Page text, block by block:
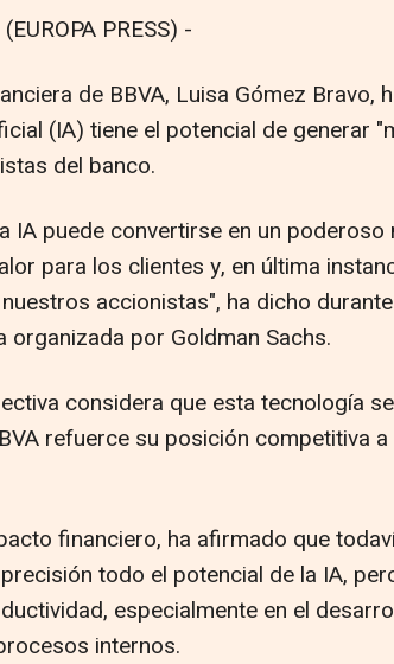
PRESS) -
de BBVA, Luisa Gómez Bravo,
(IA) tiene el potencial de generar
del banco.
IA puede convertirse en un
para los clientes y, en última
accionistas", ha dicho
organizada por Goldman Sachs.
considera que esta tecnología
refuerce su posición competitiva
financiero, ha afirmado que
todo el potencial de la IA,
especialmente en el
internos.